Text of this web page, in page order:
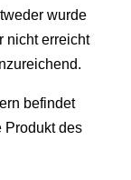
wurde
nicht erreicht
befindet
Produkt des